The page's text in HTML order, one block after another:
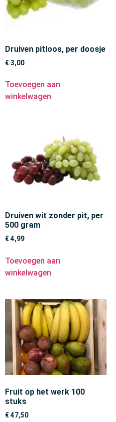
Druiven pitloos, per doosje
€3,00
Toevoegen aan
winkelwagen
Druiven wit zonder pit, per
500 gram
€4,99
Toevoegen aan
winkelwagen
Fruit op het werk 100
stuks
€47,50